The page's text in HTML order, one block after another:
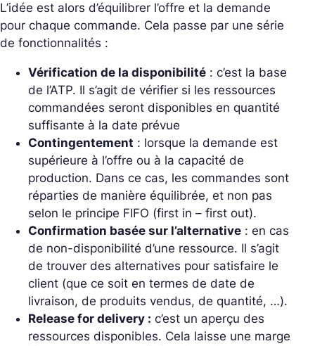
L’idée est alors d’équilibrer l’offre et la demande
pour chaque commande. Cela passe par une série
de fonctionnalités :
Vérification de la disponibilité : c’est la base
de l’ATP. Il s’agit de vérifier si les ressources
commandées seront disponibles en quantité
suffisante à la date prévue
Contingentement : lorsque la demande est
supérieure à l’offre ou à la capacité de
production. Dans ce cas, les commandes sont
réparties de manière équilibrée, et non pas
selon le principe FIFO (first in – first out).
Confirmation basée sur l’alternative : en cas
de non-disponibilité d’une ressource. Il s’agit
de trouver des alternatives pour satisfaire le
client (que ce soit en termes de date de
livraison, de produits vendus, de quantité, …).
Release for delivery : c’est un aperçu des
ressources disponibles. Cela laisse une marge